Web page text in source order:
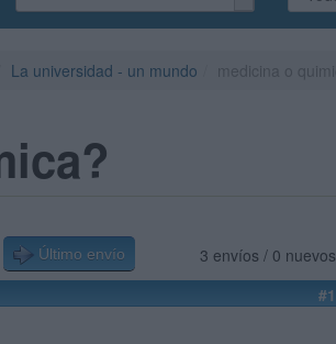
La universidad - un mundo
3 envíos / 0 nuevos
Último envío
#1